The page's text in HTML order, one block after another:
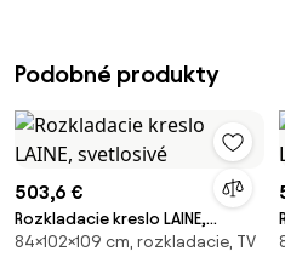
Podobné produkty
503,6 €
Rozkladacie kreslo LAINE,
svetlosivé
84×102×109 cm, rozkladacie, TV